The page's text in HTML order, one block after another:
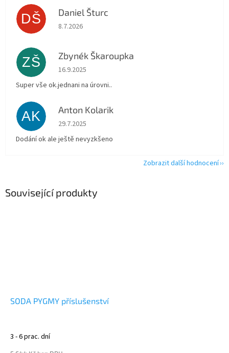
Související produkty
SODA PYGMY příslušenství
3 - 6 prac. dní
DŠ Daniel Šturc
Hodnocení obchodu je 5 z 5 hvězdiček.
8.7.2026
ZŠ Zbynék Škaroupka
Hodnocení obchodu je 5 z 5 hvězdiček.
16.9.2025
Super vše ok.jednani na úrovni..
AK Anton Kolarik
Hodnocení obchodu je 5 z 5 hvězdiček.
29.7.2025
Dodání ok ale ještě nevyzkšeno
Zobrazit další hodnocení